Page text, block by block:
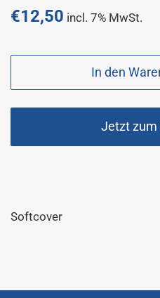
€12,50 incl. 7% MwSt.
In den
Jetzt zum
Softcover